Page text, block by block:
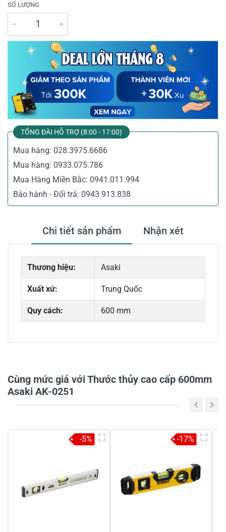
SỐ LƯỢNG
TỔNG ĐÀI HỖ TRỢ (8:00 - 17:00)
Mua hàng: 028.3975.6686
Mua hàng: 0933.075.786
Mua Hàng Miền Bắc: 0941.011.994
Bảo hành - Đổi trả: 0943.913.838
Chi tiết sản phẩm Nhận xét
Thương hiệu: Asaki
Xuất xứ: Trung Quốc
Quy cách: 600 mm
Cùng mức giá với Thước thủy cao cấp 600mm
Asaki AK-0251
-5% -17%